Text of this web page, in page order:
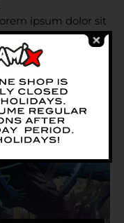
ipsum dolor sit
diam nonumy
dolore magna